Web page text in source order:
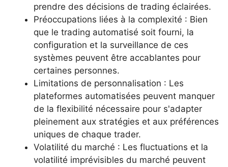
prendre des décisions de trading éclairées.
Préoccupations liées à la complexité : Bien
que le trading automatisé soit fourni, la
configuration et la surveillance de ces
systèmes peuvent être accablantes pour
certaines personnes.
Limitations de personnalisation : Les
plateformes automatisées peuvent manquer
de la flexibilité nécessaire pour s'adapter
pleinement aux stratégies et aux préférences
uniques de chaque trader.
Volatilité du marché : Les fluctuations et la
volatilité imprévisibles du marché peuvent